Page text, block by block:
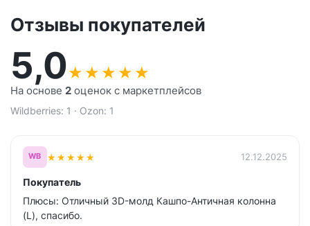
Отзывы покупателей
5,0★ ★ ★ ★ ★
На основе 2 оценок с маркетплейсов
Wildberries: 1 · Ozon: 1
WB ★★★★★ 12.12.2025
Покупатель
Плюсы: Отличный 3D-молд Кашпо-Античная колонна
(L), спасибо.